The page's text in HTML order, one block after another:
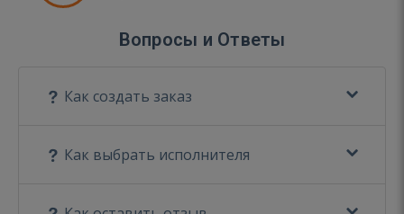
Вопросы и Ответы
Как создать заказ
Как выбрать исполнителя